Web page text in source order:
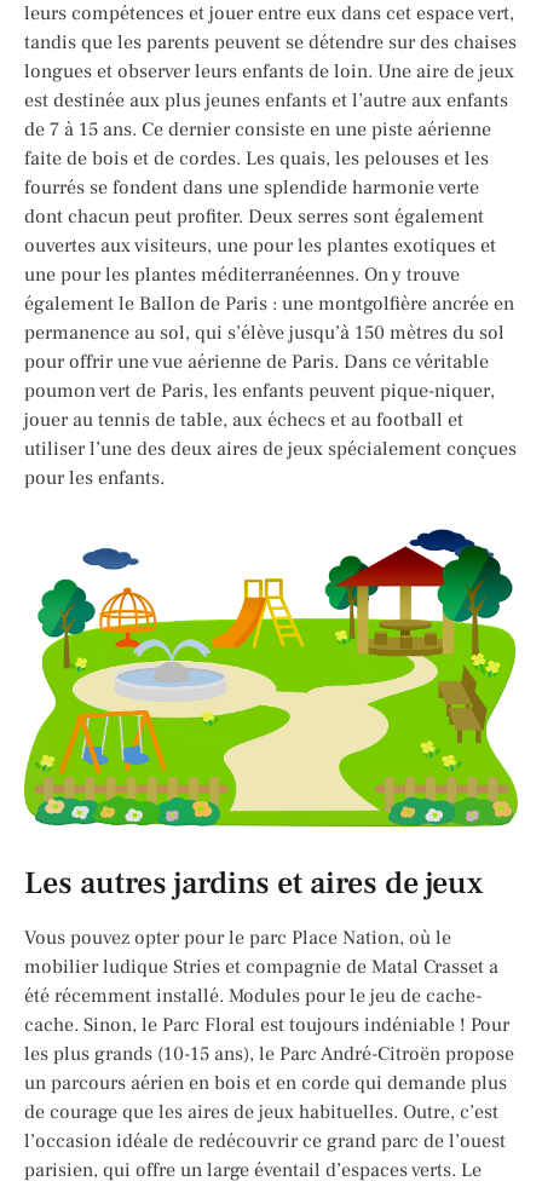
leurs compétences et jouer entre eux dans cet espace vert,
tandis que les parents peuvent se détendre sur des chaises
longues et observer leurs enfants de loin. Une aire de jeux
est destinée aux plus jeunes enfants et l’autre aux enfants
de 7 à 15 ans. Ce dernier consiste en une piste aérienne
faite de bois et de cordes. Les quais, les pelouses et les
fourrés se fondent dans une splendide harmonie verte
dont chacun peut profiter. Deux serres sont également
ouvertes aux visiteurs, une pour les plantes exotiques et
une pour les plantes méditerranéennes. On y trouve
également le Ballon de Paris : une montgolfière ancrée en
permanence au sol, qui s’élève jusqu’à 150 mètres du sol
pour offrir une vue aérienne de Paris. Dans ce véritable
poumon vert de Paris, les enfants peuvent pique-niquer,
jouer au tennis de table, aux échecs et au football et
utiliser l’une des deux aires de jeux spécialement conçues
pour les enfants.
Les autres jardins et aires de jeux
Vous pouvez opter pour le parc Place Nation, où le
mobilier ludique Stries et compagnie de Matal Crasset a
été récemment installé. Modules pour le jeu de cache-
cache. Sinon, le Parc Floral est toujours indéniable ! Pour
les plus grands (10-15 ans), le Parc André-Citroën propose
un parcours aérien en bois et en corde qui demande plus
de courage que les aires de jeux habituelles. Outre, c’est
l’occasion idéale de redécouvrir ce grand parc de l’ouest
parisien, qui offre un large éventail d’espaces verts. Le